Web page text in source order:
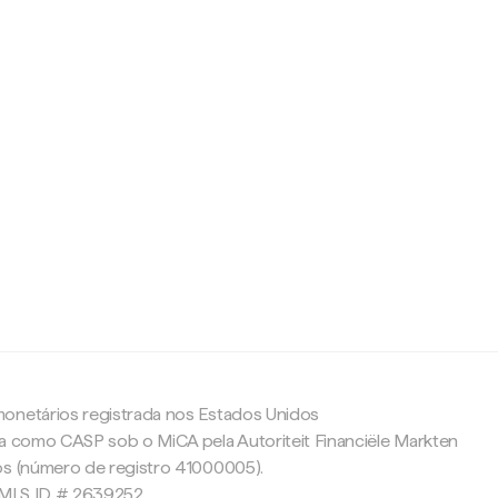
registrada nos Estados Unidos
como CASP sob o MiCA pela Autoriteit Financiële Markten
(número de registro 41000005).